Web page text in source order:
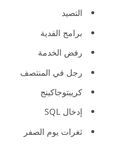
التصيد
برامج الفدية
رفض الخدمة
رجل في المنتصف
كريبتوجاكينج
إدخال SQL
ثغرات يوم الصفر